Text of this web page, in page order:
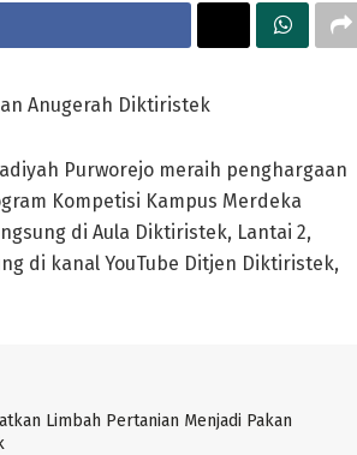
Anugerah Diktiristek
Purworejo meraih penghargaan
Kompetisi Kampus Merdeka
di Aula Diktiristek, Lantai 2,
di kanal YouTube Ditjen Diktiristek,
Limbah Pertanian Menjadi Pakan